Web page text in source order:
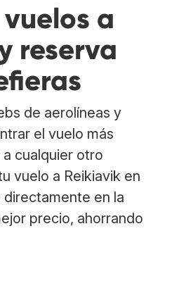
a
reserva
de aerolíneas y
el vuelo más
cualquier otro
vuelo a Reikiavik en
en la
precio, ahorrando